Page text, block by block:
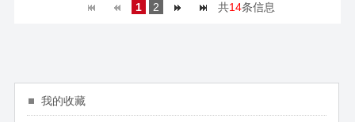
1 2 共14条信息
我的收藏